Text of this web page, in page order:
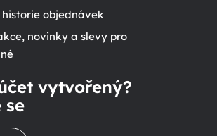
objednávek
novinky a slevy pro
vytvořený?
se